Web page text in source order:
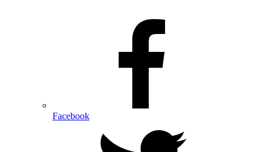
Facebook